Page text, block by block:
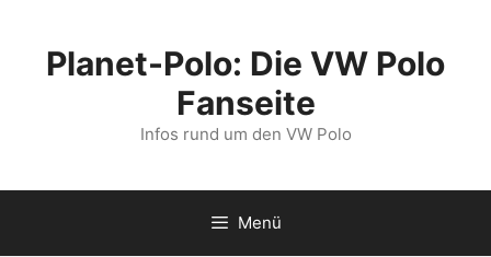
springenPlanet-Polo: Die VW Polo
Fanseite
Infos rund um den VW Polo
Menü